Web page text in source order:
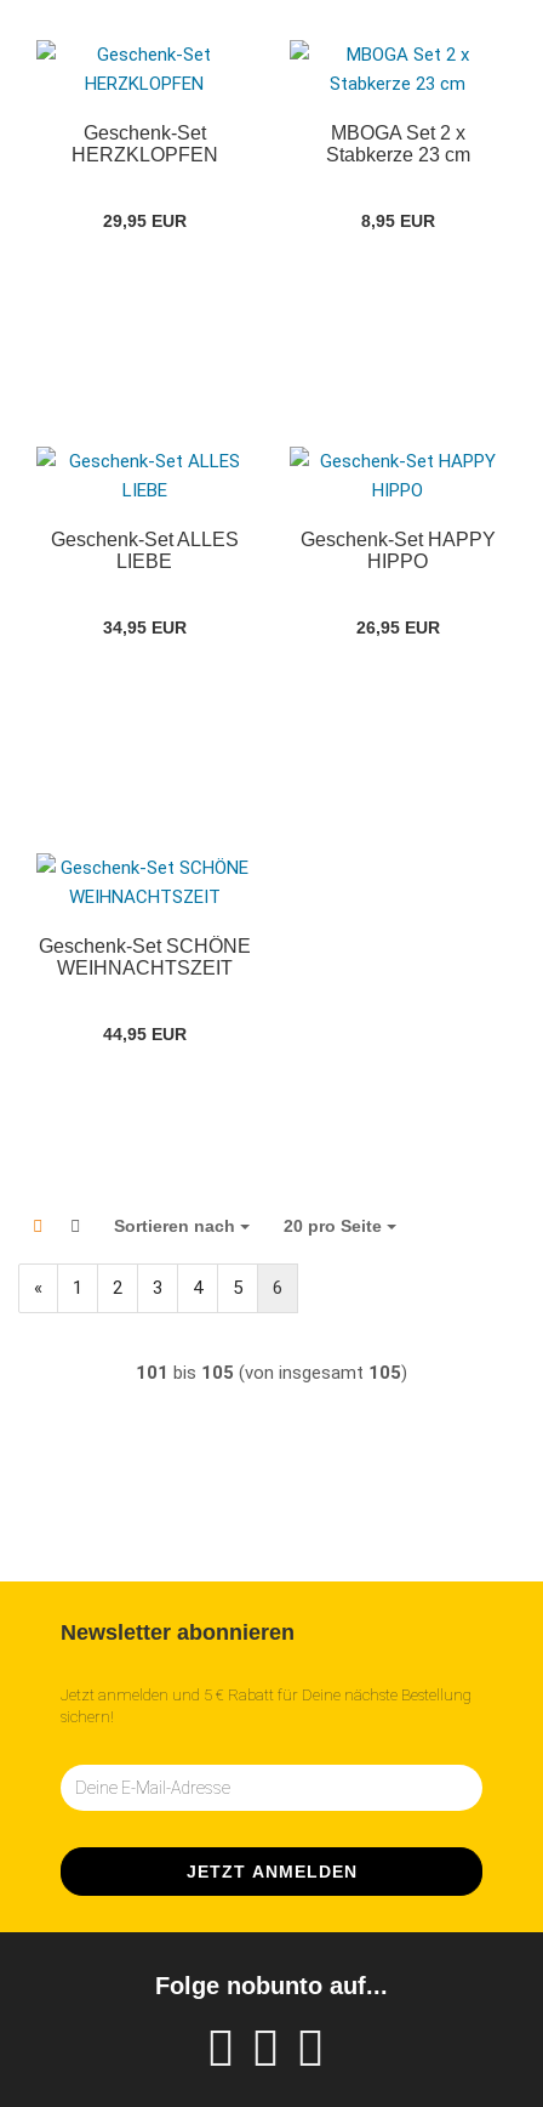
Geschenk-Set
HERZKLOPFEN
29,95 EUR
MBOGA Set 2 x
Stabkerze 23 cm
8,95 EUR
Geschenk-Set ALLES
LIEBE
34,95 EUR
Geschenk-Set HAPPY
HIPPO
26,95 EUR
Geschenk-Set SCHÖNE
WEIHNACHTSZEIT
44,95 EUR
Sortieren nach
Sortieren nach 20 pro Seite
pro Seite
« 1 2 3 4 5 6
101 bis 105 (von insgesamt 105)
Newsletter abonnieren
Jetzt anmelden und 5 € Rabatt für Deine nächste Bestellung
sichern!
Folge nobunto auf...